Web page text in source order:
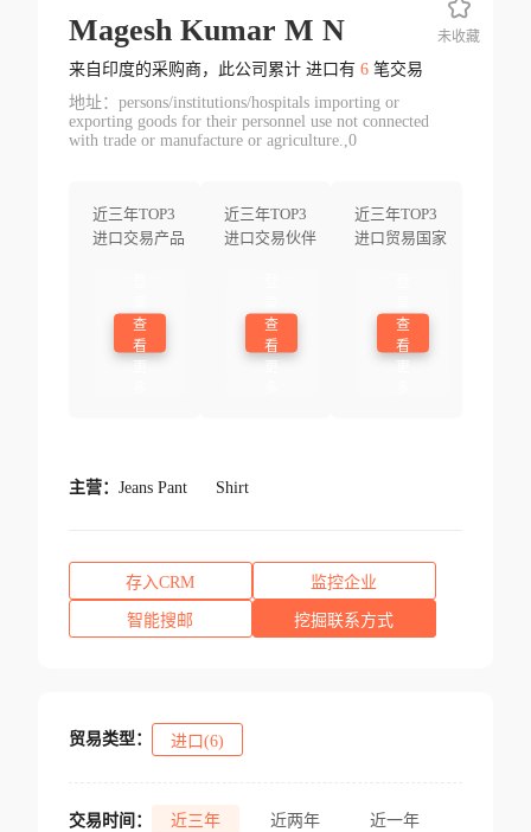
Magesh Kumar M N
来自印度的采购商，此公司累计 进口有 6笔交易
地址：persons/institutions/hospitals importing or
exporting goods for their personnel use not connected
with trade or manufacture or agriculture.,0
近三年TOP3
进口交易产品
查
看
近三年TOP3
进口交易伙伴
查
看
近三年TOP3
进口贸易国家
查
看
未收藏
主营： Jeans Pant Shirt
存入CRM 监控企业
智能搜邮 挖掘联系方式
贸易类型： 进口(6)
交易时间： 近三年 近两年 近一年